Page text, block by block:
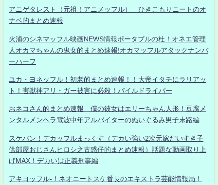
アニゲタレスト（元祖！アニメッフル） ひきこもりニートのオ
ナベ的まとめ速報
火浦のシネマッフル映画NEWS情報ポータブルの杜！オネエ管理
人オカマちゃんの鬼女的まとめ速報!オカマッフルアタックナンバ
ーハーフ
ユカ・ヨネッフル！初老的まとめ速報！！大帝イタチにラリアッ
ト！害獣神アリ・ガー被害に必殺！パイルドライバー
おネコさん的まとめ速報 僕の彼女はエリーちゃん人形！豆腐メ
ンタルメンヘラ電波中年アルバイターのぬいぐるみ男子末路編
スケバン！デカッフルまっくす（デカい強い2次元嫁だいすき子
供部屋おじさんヒロシ之古惑仔的まとめ速報）話題な動画取り上
げMAX！デカいは正義刑事編
アキヨッフル-！ネオニートスケ番長のエキストラ芸能情報局！